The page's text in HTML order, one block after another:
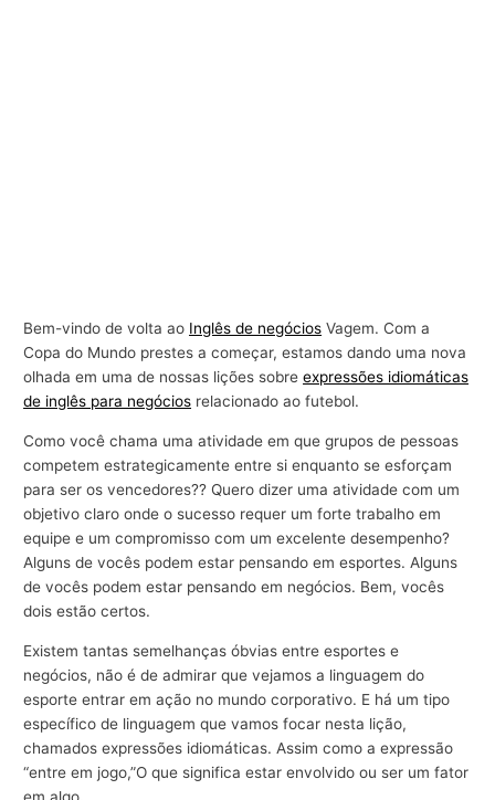
Bem-vindo de volta ao Inglês de negócios Vagem. Com a
Copa do Mundo prestes a começar, estamos dando uma nova
olhada em uma de nossas lições sobreexpressões idiomáticas
de inglês para negócios relacionado ao futebol.
Como você chama uma atividade em que grupos de pessoas
competem estrategicamente entre si enquanto se esforçam
para ser os vencedores?? Quero dizer uma atividade com um
objetivo claro onde o sucesso requer um forte trabalho em
equipe e um compromisso com um excelente desempenho?
Alguns de vocês podem estar pensando em esportes. Alguns
de vocês podem estar pensando em negócios. Bem, vocês
dois estão certos.
Existem tantas semelhanças óbvias entre esportes e
negócios, não é de admirar que vejamos a linguagem do
esporte entrar em ação no mundo corporativo. E há um tipo
específico de linguagem que vamos focar nesta lição,
chamados expressões idiomáticas. Assim como a expressão
“entre em jogo,”O que significa estar envolvido ou ser um fator